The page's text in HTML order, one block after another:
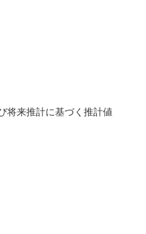
将来推計に基づく推計値